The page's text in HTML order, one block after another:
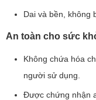
Dai và bền, không
An toàn cho sức
Không chứa hóa
người sử dụng.
Được chứng nhận